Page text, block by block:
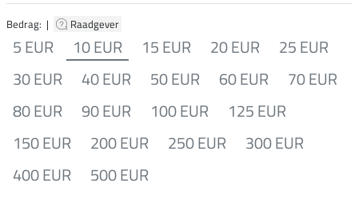
Bedrag: | Raadgever
5 EUR 10 EUR 15 EUR 20 EUR
25 EUR
30 EUR
40 EUR 50 EUR 60 EUR
70 EUR
80 EUR
90 EUR 100 EUR
125 EUR
150 EUR
200 EUR 250 EUR
300 EUR
400 EUR
500 EUR